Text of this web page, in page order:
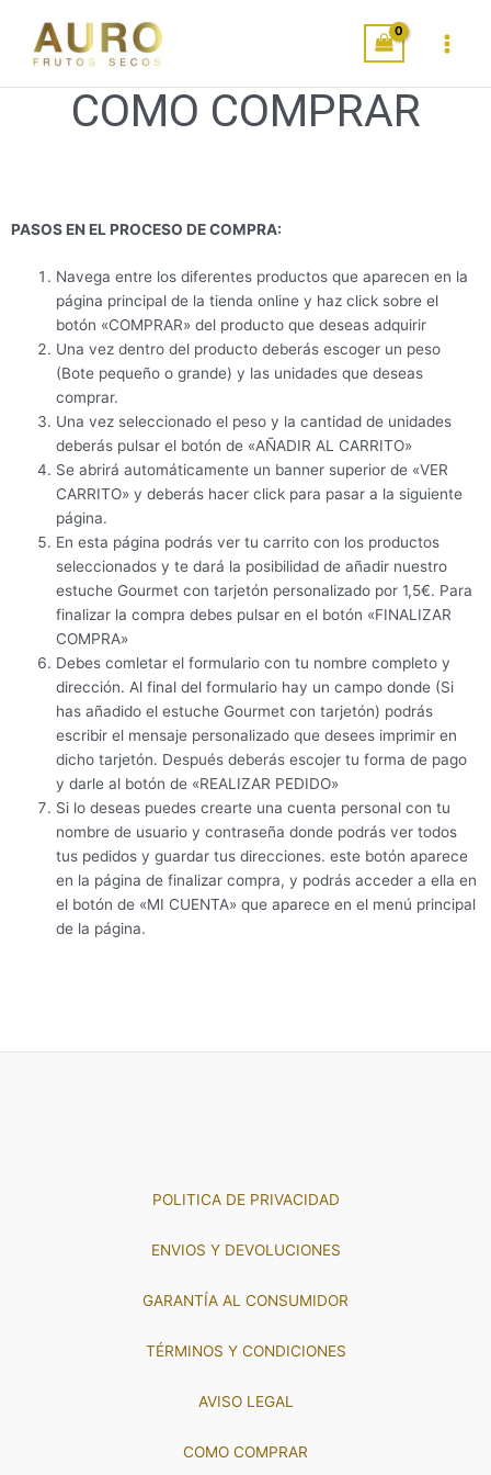
contenido
Menu
COMO COMPRAR
PASOS EN EL PROCESO DE COMPRA:
Navega entre los diferentes productos que aparecen en la
página principal de la tienda online y haz click sobre el
botón «COMPRAR» del producto que deseas adquirir
Una vez dentro del producto deberás escoger un peso
(Bote pequeño o grande) y las unidades que deseas
comprar.
Una vez seleccionado el peso y la cantidad de unidades
deberás pulsar el botón de «AÑADIR AL CARRITO»
Se abrirá automáticamente un banner superior de «VER
CARRITO» y deberás hacer click para pasar a la siguiente
página.
En esta página podrás ver tu carrito con los productos
seleccionados y te dará la posibilidad de añadir nuestro
estuche Gourmet con tarjetón personalizado por 1,5€. Para
finalizar la compra debes pulsar en el botón «FINALIZAR
COMPRA»
Debes comletar el formulario con tu nombre completo y
dirección. Al final del formulario hay un campo donde (Si
has añadido el estuche Gourmet con tarjetón) podrás
escribir el mensaje personalizado que desees imprimir en
dicho tarjetón. Después deberás escojer tu forma de pago
y darle al botón de «REALIZAR PEDIDO»
Si lo deseas puedes crearte una cuenta personal con tu
nombre de usuario y contraseña donde podrás ver todos
tus pedidos y guardar tus direcciones. este botón aparece
en la página de finalizar compra, y podrás acceder a ella en
el botón de «MI CUENTA» que aparece en el menú principal
de la página.
POLITICA DE PRIVACIDAD
ENVIOS Y DEVOLUCIONES
GARANTÍA AL CONSUMIDOR
TÉRMINOS Y CONDICIONES
AVISO LEGAL
COMO COMPRAR